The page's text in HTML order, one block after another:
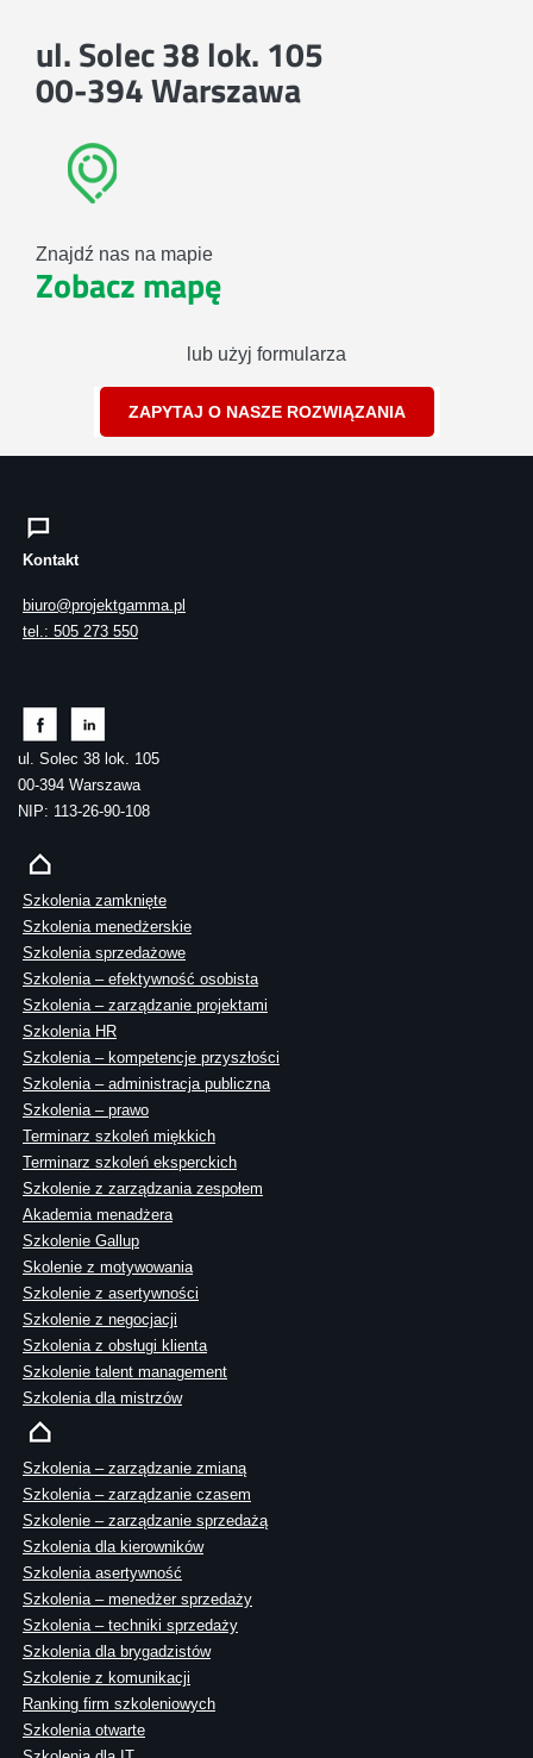
ul. Solec 38 lok. 105
00-394 Warszawa
Znajdź nas na mapie
Zobacz mapę
lub użyj formularza
ZAPYTAJ O NASZE ROZWIĄZANIA
Kontakt
biuro@projektgamma.pl
tel.: 505 273 550
ul. Solec 38 lok. 105
00-394 Warszawa
NIP: 113-26-90-108
Szkolenia zamknięte
Szkolenia menedżerskie
Szkolenia sprzedażowe
Szkolenia – efektywność osobista
Szkolenia – zarządzanie projektami
Szkolenia HR
Szkolenia – kompetencje przyszłości
Szkolenia – administracja publiczna
Szkolenia – prawo
Terminarz szkoleń miękkich
Terminarz szkoleń eksperckich
Szkolenie z zarządzania zespołem
Akademia menadżera
Szkolenie Gallup
Skolenie z motywowania
Szkolenie z asertywności
Szkolenie z negocjacji
Szkolenia z obsługi klienta
Szkolenie talent management
Szkolenia dla mistrzów
Szkolenia – zarządzanie zmianą
Szkolenia – zarządzanie czasem
Szkolenie – zarządzanie sprzedażą
Szkolenia dla kierowników
Szkolenia asertywność
Szkolenia – menedżer sprzedaży
Szkolenia – techniki sprzedaży
Szkolenia dla brygadzistów
Szkolenie z komunikacji
Ranking firm szkoleniowych
Szkolenia otwarte